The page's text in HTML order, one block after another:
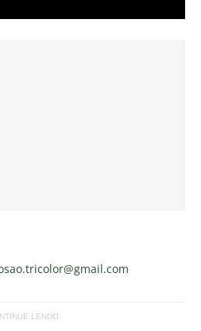
@gmail.com
LENDO